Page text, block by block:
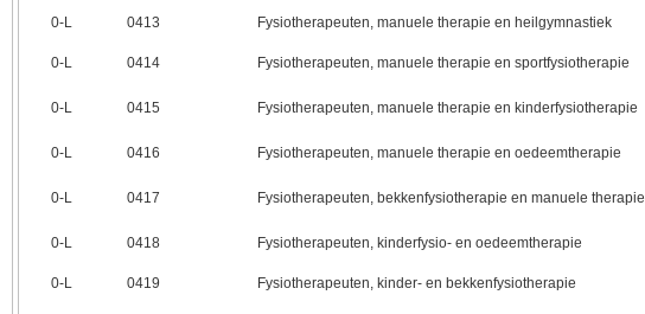
0‑L 0413 Fysiotherapeuten, manuele therapie en heilgymnastiek
0‑L 0414 Fysiotherapeuten, manuele therapie en sportfysiotherapie
0‑L
0415 Fysiotherapeuten, manuele therapie en kinderfysiotherapie
0‑L
0416 Fysiotherapeuten, manuele therapie en oedeemtherapie
0‑L
0417 Fysiotherapeuten, bekkenfysiotherapie en manuele therapie
0‑L
0418 Fysiotherapeuten, kinderfysio- en oedeemtherapie
0‑L 0419 Fysiotherapeuten, kinder- en bekkenfysiotherapie